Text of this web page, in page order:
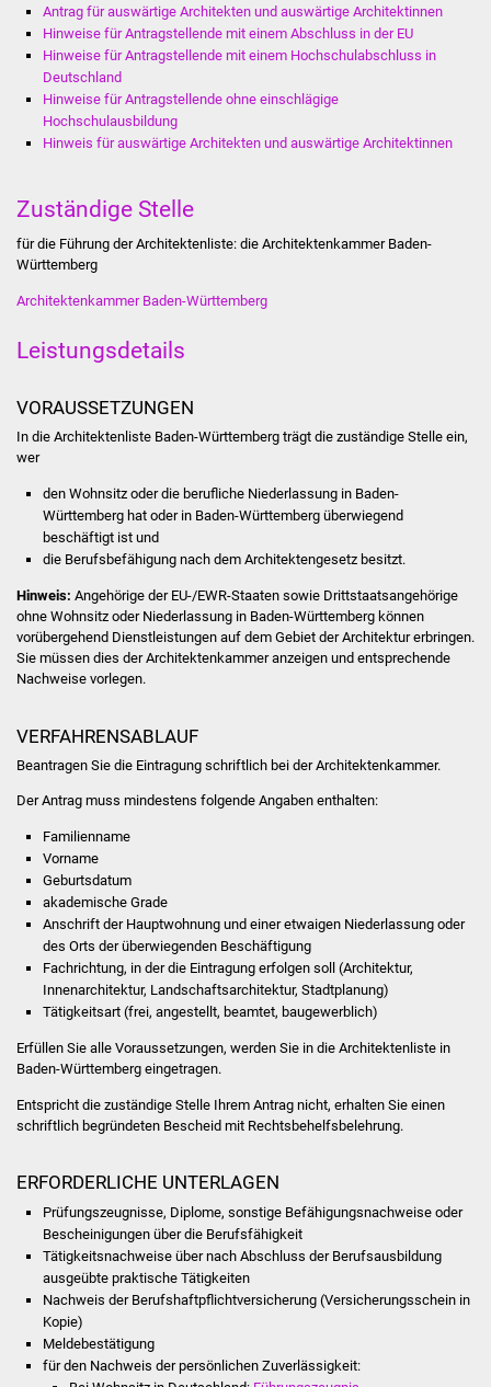
Partnerstädte
Schulentwicklung Bizet
Sanierung Bizethalle
Was erledige ich wo
Dienstleistungen
Lebenslagen
Formulare
Bürgerinfos
Kindergärten
Soziale Einrichtungen
Kirchen
Jugendhaus
Kinder- und
Familienzentrum
Stadtwerke
Antrag für auswärtige Architekten und auswärtige Architektinnen
Hinweise für Antragstellende mit einem Abschluss in der EU
Hinweise für Antragstellende mit einem Hochschulabschluss in
Deutschland
Hinweise für Antragstellende ohne einschlägige
Hochschulausbildung
Hinweis für auswärtige Architekten und auswärtige Architektinnen
Zuständige Stelle
für die Führung der Architektenliste: die Architektenkammer Baden-
Württemberg
Architektenkammer Baden-Württemberg
Leistungsdetails
VORAUSSETZUNGEN
In die Architektenliste Baden-Württemberg trägt die zuständige Stelle ein,
wer
den Wohnsitz oder die berufliche Niederlassung in Baden-
Württemberg hat oder in Baden-Württemberg überwiegend
beschäftigt ist und
die Berufsbefähigung nach dem Architektengesetz besitzt.
Hinweis: Angehörige der EU-/EWR-Staaten sowie Drittstaatsangehörige
ohne Wohnsitz oder Niederlassung in Baden-Württemberg können
vorübergehend Dienstleistungen auf dem Gebiet der Architektur erbringen.
Sie müssen dies der Architektenkammer anzeigen und entsprechende
Nachweise vorlegen.
VERFAHRENSABLAUF
Beantragen Sie die Eintragung schriftlich bei der Architektenkammer.
Der Antrag muss mindestens folgende Angaben enthalten:
Familienname
Vorname
Geburtsdatum
akademische Grade
Anschrift der Hauptwohnung und einer etwaigen Niederlassung oder
des Orts der überwiegenden Beschäftigung
Fachrichtung, in der die Eintragung erfolgen soll (Architektur,
Innenarchitektur, Landschaftsarchitektur, Stadtplanung)
Tätigkeitsart (frei, angestellt, beamtet, baugewerblich)
Erfüllen Sie alle Voraussetzungen, werden Sie in die Architektenliste in
Baden-Württemberg eingetragen.
Entspricht die zuständige Stelle Ihrem Antrag nicht, erhalten Sie einen
schriftlich begründeten Bescheid mit Rechtsbehelfsbelehrung.
ERFORDERLICHE UNTERLAGEN
Prüfungszeugnisse, Diplome, sonstige Befähigungsnachweise oder
Bescheinigungen über die Berufsfähigkeit
Tätigkeitsnachweise über nach Abschluss der Berufsausbildung
ausgeübte praktische Tätigkeiten
Nachweis der Berufshaftpflichtversicherung (Versicherungsschein in
Kopie)
Meldebestätigung
für den Nachweis der persönlichen Zuverlässigkeit: